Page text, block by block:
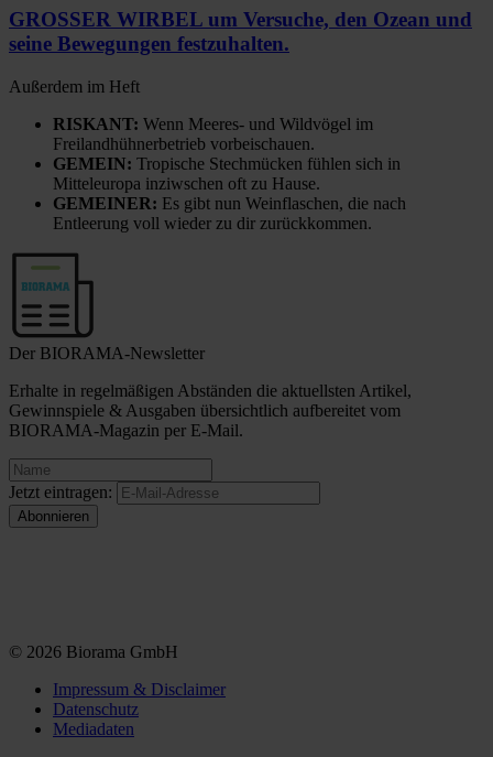
GROSSER WIRBEL um Versuche, den Ozean und
seine Bewegungen festzuhalten.
Außerdem im Heft
RISKANT: Wenn Meeres- und Wildvögel im
Freilandhühnerbetrieb vorbeischauen.
GEMEIN: Tropische Stechmücken fühlen sich in
Mitteleuropa inziwschen oft zu Hause.
GEMEINER: Es gibt nun Weinflaschen, die nach
Entleerung voll wieder zu dir zurückkommen.
Der BIORAMA-Newsletter
Erhalte in regelmäßigen Abständen die aktuellsten Artikel,
Gewinnspiele & Ausgaben übersichtlich aufbereitet vom
BIORAMA-Magazin per E-Mail.
Jetzt eintragen:
© 2026 Biorama GmbH
Impressum & Disclaimer
Datenschutz
Mediadaten